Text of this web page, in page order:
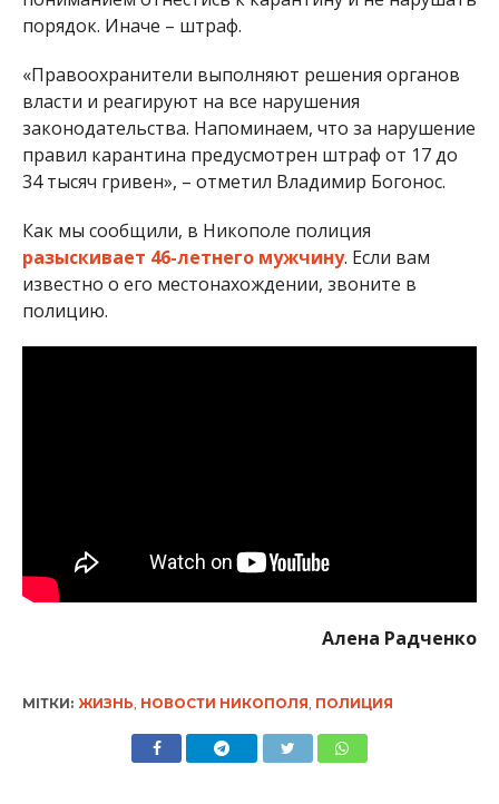
порядок. Иначе – штраф.
«Правоохранители выполняют решения органов
власти и реагируют на все нарушения
законодательства. Напоминаем, что за нарушение
правил карантина предусмотрен штраф от 17 до
34 тысяч гривен», – отметил Владимир Богонос.
Как мы сообщили, в Никополе полиция
разыскивает 46-летнего мужчину. Если вам
известно о его местонахождении, звоните в
полицию.
Алена Радченко
МІТКИ: ЖИЗНЬ НОВОСТИ НИКОПОЛЯ ПОЛИЦИЯ